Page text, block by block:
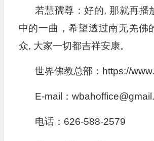
若慧孺尊：好的, 那就再播
中的一曲，希望透过南无羌佛
众, 大家一切都吉祥安康。
世界佛教总部：https://
E-mail：
电话：626-588-2579